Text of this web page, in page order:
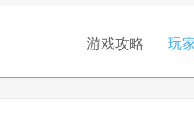
游戏攻略 玩